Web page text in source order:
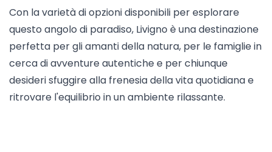
Con la varietà di opzioni disponibili per esplorare
questo angolo di paradiso, Livigno è una destinazione
perfetta per gli amanti della natura, per le famiglie in
cerca di avventure autentiche e per chiunque
desideri sfuggire alla frenesia della vita quotidiana e
ritrovare l'equilibrio in un ambiente rilassante.